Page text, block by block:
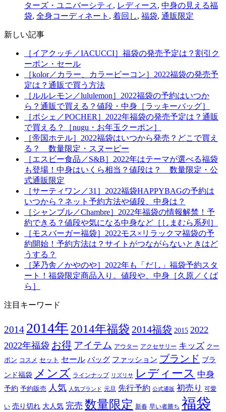
ターズ・ユニバーシティ , レディース, 中身の見える福
袋, 全身コーディネート , 着回し, 福袋, 通販限定
新しい記事
［イアクッチ／IACUCCI］福袋の発売予定は？割引ク
ーポン・セール
［kolor／カラー、カラービーコン］2022福袋の発売予
定は？通販で買う方法
［ルルレモン／lululemon］2022福袋の予約はいつか
ら？通販で買える？値段・中身［ラッキーバッグ］
［ポシェ／POCHER］2022年福袋の発売予定は？通販
で買える？［nugu・お年玉クーポン］
［帝国ホテル］2022福袋はいつから発売？どこで買え
る？ 数量限定・スヌーピー
［エスビー食品／S&B］2022年はテーマが選べる福袋
も登場！中身はいくら相当？値段は？ 数量限定・公
式通販限定
［サーティワン／31］2022福袋HAPPYBAGの予約は
いつから？ネット予約方法や値段、中身は？
［シャンブル／Chambre］2022年福袋の情報解禁！予
約できる？値段や気になる中身など［しまむら系列］
［モスバーガー福袋］2022モス×リラックマ福袋の予
約開始！予約方法は？サイトがつながらないときはど
うする？
［茅乃舎／かやのや］2022年も「だし」福袋予約スタ
ート！福袋限定商品入り。値段や、中身［久原／くば
ら］
注目キーワード
2014 2014年 2014年福袋 2014福袋 2015 2022
2022年福袋 お得 アイテム アウター アクセサリー キッズ クー
ポン コスメ セット セール バッグ ファッション ブランド ブラ
ンド福袋 メンズ ラインナップ リズリサ レディース 中身
予約 予約販売 人気 人気ブランド 元旦 先行予約 公式通販 初売り 可愛
い 売り切れ 大人気 完売 数量限定 新春 早い者勝ち 福袋